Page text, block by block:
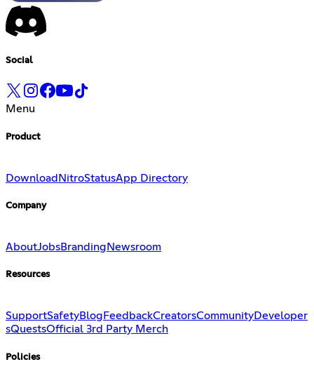
Social
Menu
Product
Download NitroStatusApp Directory
Company
AboutJobsBranding Newsroom
Resources
SupportSafetyBlog FeedbackCreatorsCommunityDeveloper
sQuestsOfficial 3rd Party Merch
Policies